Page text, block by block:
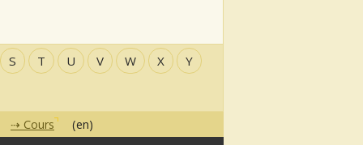
S T U V W X Y
Cours (en)